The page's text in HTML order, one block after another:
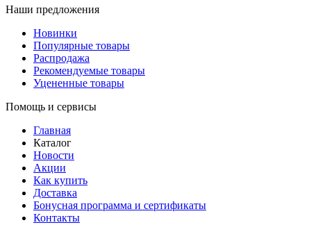
Наши предложения
Новинки
Популярные товары
Распродажа
Рекомендуемые товары
Уцененные товары
Помощь и сервисы
Главная
Каталог
Новости
Акции
Как купить
Доставка
Бонусная программа и сертификаты
Контакты